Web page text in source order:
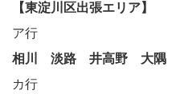
【東淀川区出張エリア】
ア行
相川
淡路 井高野
大隅
カ行